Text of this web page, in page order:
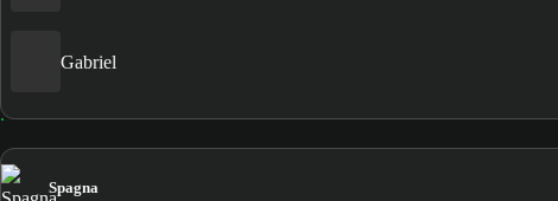
Gabriel
Spagna